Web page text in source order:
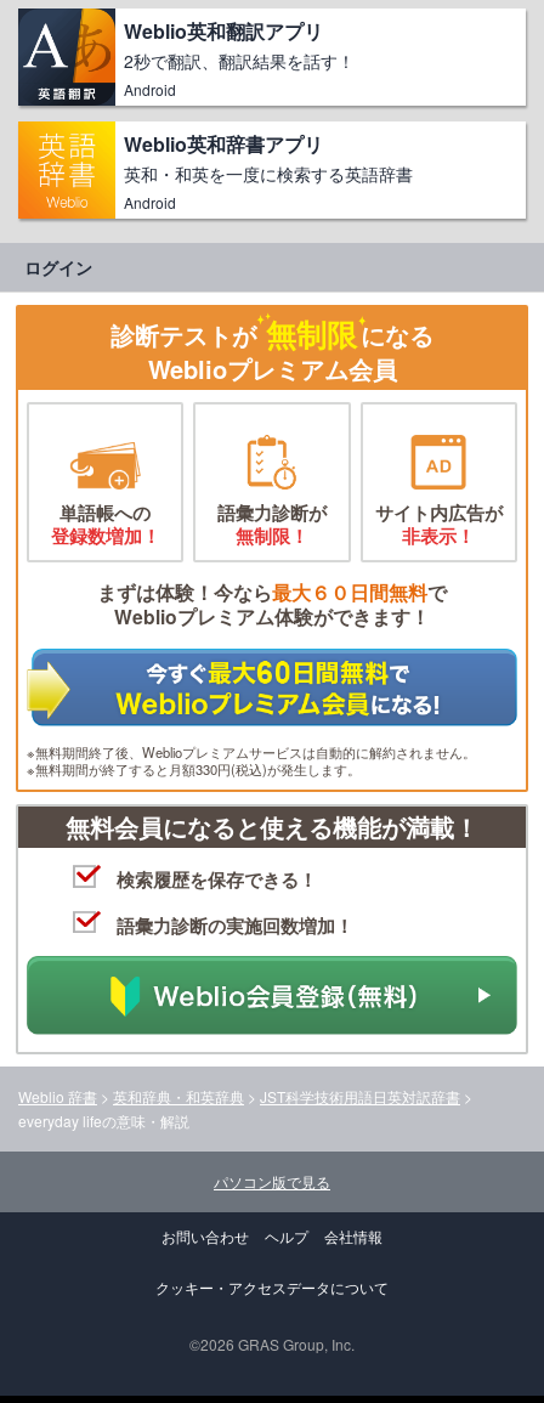
Weblio英和翻訳アプリ
2秒で翻訳、翻訳結果を話す！
Android
Weblio英和辞書アプリ
英和・和英を一度に検索する英語辞書
Android
ログイン
診断テストが 無制限になる
Weblioプレミアム会員
単語帳への
登録数増加！
語彙力診断が
無制限！
サイト内広告が
非表示！
まずは体験！今なら最大６０日間無料で
Weblioプレミアム体験ができます！
※無料期間終了後、Weblioプレミアムサービスは自動的に解約されません。
※無料期間が終了すると月額330円(税込)が発生します。
無料会員になると使える機能が満載！
検索履歴を保存できる！
語彙力診断の実施回数増加！
Weblio 辞書 > 英和辞典・和英辞典 > JST科学技術用語日英対訳辞書 >
everyday lifeの意味・解説
パソコン版で見る
お問い合わせ ヘルプ 会社情報
クッキー・アクセスデータについて
©2026 GRAS Group, Inc.